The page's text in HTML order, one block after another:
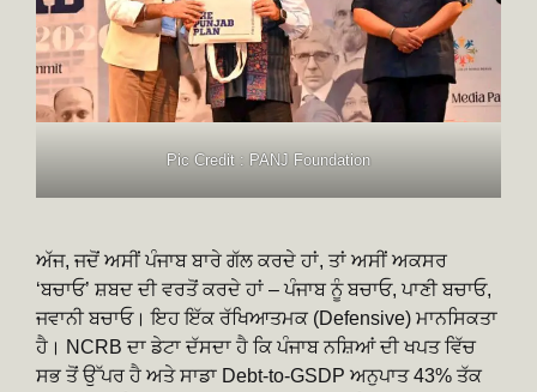
Pic Credit : PANJ Foundation
ਅੱਜ, ਜਦੋਂ ਅਸੀਂ ਪੰਜਾਬ ਬਾਰੇ ਗੱਲ ਕਰਦੇ ਹਾਂ, ਤਾਂ ਅਸੀਂ ਅਕਸਰ
‘ਬਚਾਓ’ ਸ਼ਬਦ ਦੀ ਵਰਤੋਂ ਕਰਦੇ ਹਾਂ – ਪੰਜਾਬ ਨੂੰ ਬਚਾਓ, ਪਾਣੀ ਬਚਾਓ,
ਜਵਾਨੀ ਬਚਾਓ। ਇਹ ਇੱਕ ਰੱਖਿਆਤਮਕ (Defensive) ਮਾਨਸਿਕਤਾ
ਹੈ। NCRB ਦਾ ਡੇਟਾ ਦੱਸਦਾ ਹੈ ਕਿ ਪੰਜਾਬ ਨਸ਼ਿਆਂ ਦੀ ਖਪਤ ਵਿੱਚ
ਸਭ ਤੋਂ ਉੱਪਰ ਹੈ ਅਤੇ ਸਾਡਾ Debt-to-GSDP ਅਨੁਪਾਤ 43% ਤੱਕ